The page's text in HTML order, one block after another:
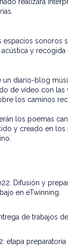
espacios sonoros
y recogida
un diario-blog
de vídeo con las
los caminos
los poemas
y creado en los
Difusión y
en eTwinning.
de trabajos
etapa